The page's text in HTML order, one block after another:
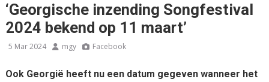
‘Georgische inzending Songfestival
2024 bekend op 11 maart’
5 Mar 2024 mgy Facebook
Ook Georgië heeft nu een datum gegeven wanneer het